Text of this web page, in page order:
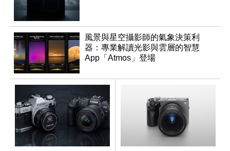
風景與星空攝影師的氣象決策利
器：專業解讀光影與雲層的智慧
App「Atmos」登場